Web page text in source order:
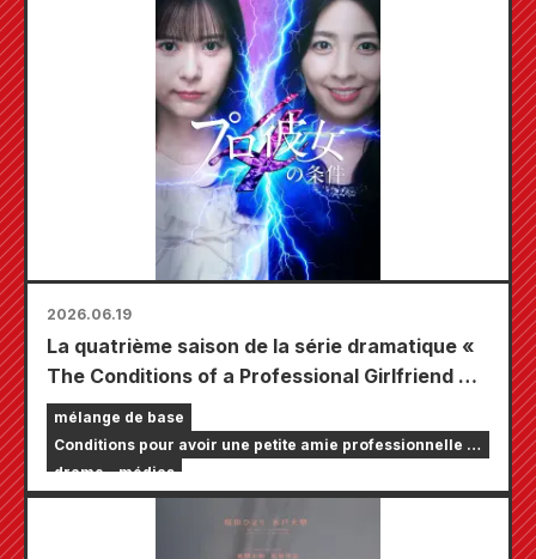
2026.06.19
La quatrième saison de la série dramatique «
The Conditions of a Professional Girlfriend » a
commencé à être diffusée exclusivement sur
l'application de séries courtes « BUMP ».
mélange de base
Conditions pour avoir une petite amie professionnelle :
les femmes qui souhaitent épouser une célébrité
drame médias